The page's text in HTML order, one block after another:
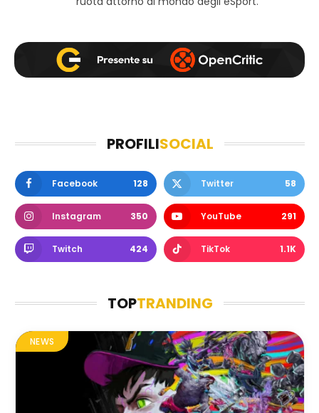
PROFILISOCIAL
Facebook 128 Twitter 58
Instagram 350 YouTube 291
Twitch 424 TikTok 1.1K
TOPTRANDING
NEWS